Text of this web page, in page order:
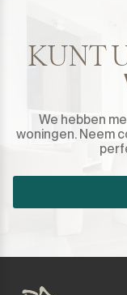
KUNT
We hebben
woningen. Neem